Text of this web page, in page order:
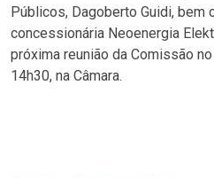
Públicos, Dagoberto Guidi, bem
concessionária Neoenergia
próxima reunião da Comissão
14h30, na Câmara.